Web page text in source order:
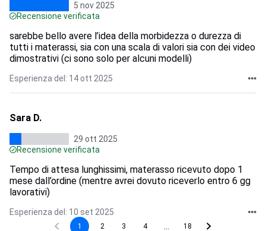
5 nov 2025
Recensione verificata
sarebbe bello avere l’idea della morbidezza o durezza di
tutti i materassi, sia con una scala di valori sia con dei video
dimostrativi (ci sono solo per alcuni modelli)
Esperienza del: 14 ott 2025
Sara D.
29 ott 2025
Recensione verificata
Tempo di attesa lunghissimi, materasso ricevuto dopo 1
mese dall’ordine (mentre avrei dovuto riceverlo entro 6 gg
lavorativi)
Esperienza del: 10 set 2025
1 2 3 4 18